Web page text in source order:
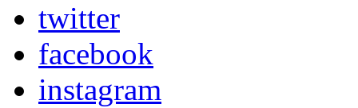
twitter
facebook
instagram